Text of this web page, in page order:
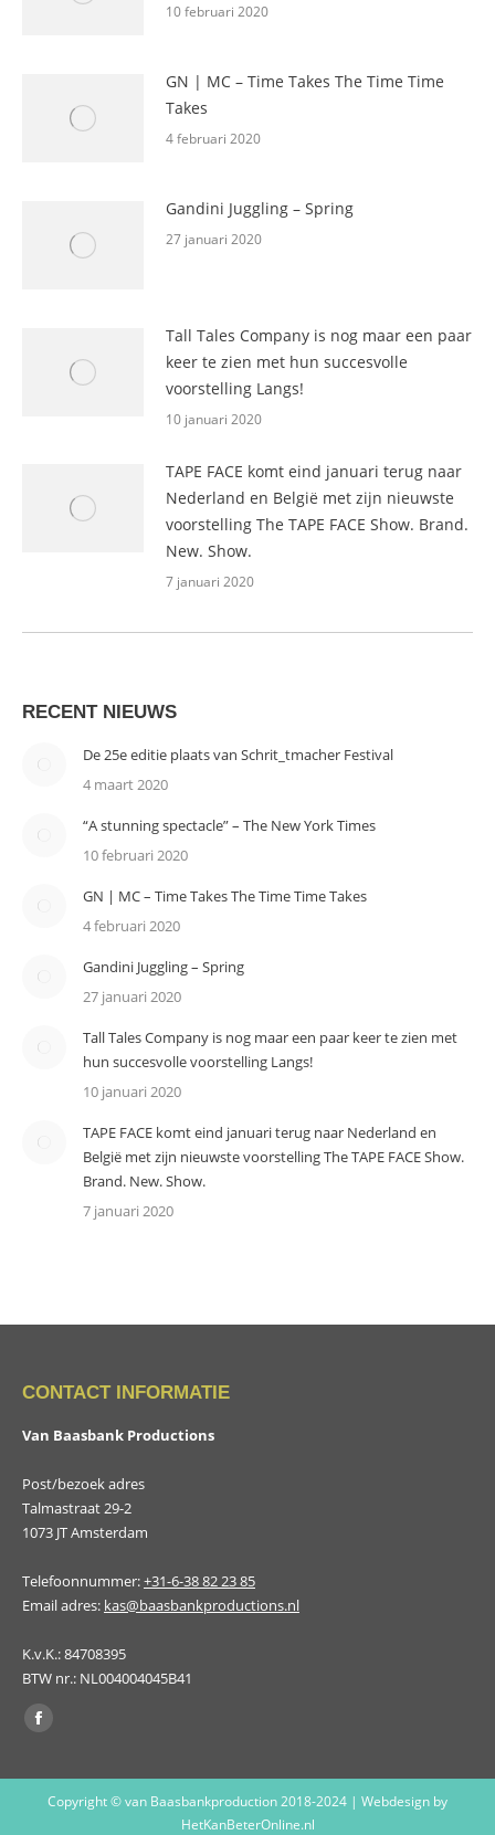
10 februari 2020
GN | MC – Time Takes The Time Time
Takes
4 februari 2020
Gandini Juggling – Spring
27 januari 2020
Tall Tales Company is nog maar een paar
keer te zien met hun succesvolle
voorstelling Langs!
10 januari 2020
TAPE FACE komt eind januari terug naar
Nederland en België met zijn nieuwste
voorstelling The TAPE FACE Show. Brand.
New. Show.
7 januari 2020
RECENT NIEUWS
De 25e editie plaats van Schrit_tmacher Festival
4 maart 2020
“A stunning spectacle” – The New York Times
10 februari 2020
GN | MC – Time Takes The Time Time Takes
4 februari 2020
Gandini Juggling – Spring
27 januari 2020
Tall Tales Company is nog maar een paar keer te zien met
hun succesvolle voorstelling Langs!
10 januari 2020
TAPE FACE komt eind januari terug naar Nederland en
België met zijn nieuwste voorstelling The TAPE FACE Show.
Brand. New. Show.
7 januari 2020
CONTACT INFORMATIE
Van Baasbank Productions
Post/bezoek adres
Talmastraat 29-2
1073 JT Amsterdam
Telefoonnummer:+31-6-38 82 23 85
Email adres: kas@baasbankproductions.nl
K.v.K.: 84708395
BTW nr.: NL004004045B41
Vind ons op:
Facebook
Copyright © van Baasbankproduction 2018-2024 | Webdesign by
HetKanBeterOnline.nl